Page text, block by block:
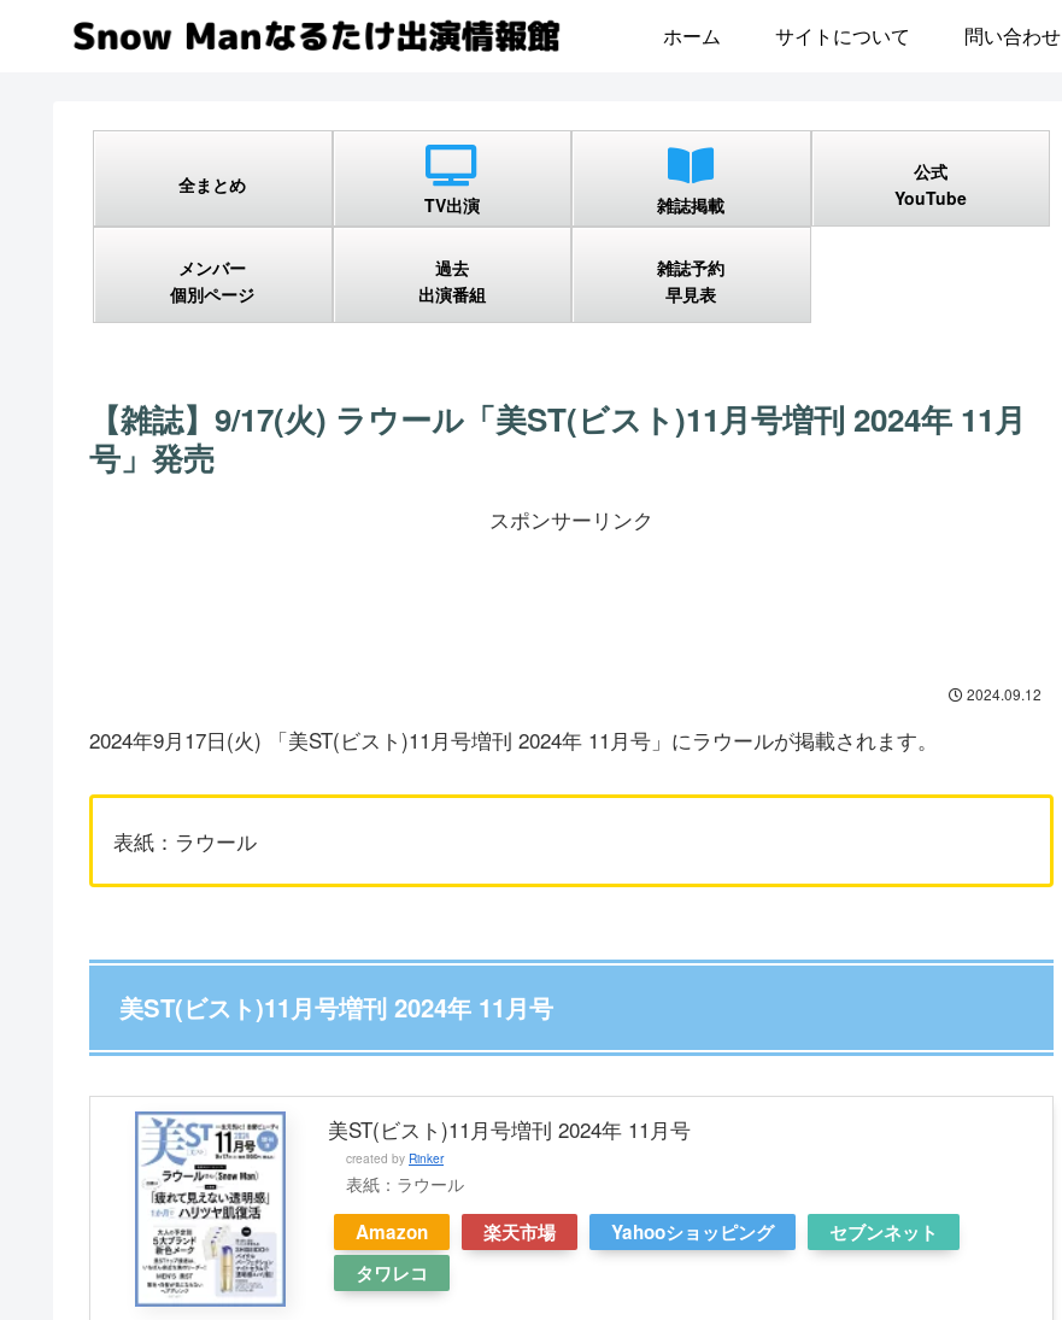
ホーム サイトについて 問い合わせ
全まとめ
TV出演
雑誌掲載
公式
YouTube
メンバー
個別ページ
過去
出演番組
雑誌予約
早見表
【雑誌】9/17(火) ラウール「美ST(ビスト)11月号増刊 2024年 11月
号」発売
スポンサーリンク
2024.09.12
2024年9月17日(火) 「美ST(ビスト)11月号増刊 2024年 11月号」にラウールが掲載されます。
表紙：ラウール
美ST(ビスト)11月号増刊 2024年 11月号
美ST(ビスト)11月号増刊 2024年 11月号
created by Rinker
表紙：ラウール
Amazon 楽天市場 Yahooショッピング
セブンネット
タワレコ